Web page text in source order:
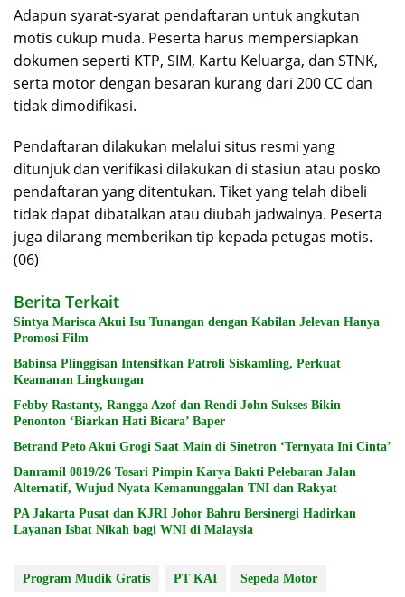
Adapun syarat-syarat pendaftaran untuk angkutan
motis cukup muda. Peserta harus mempersiapkan
dokumen seperti KTP, SIM, Kartu Keluarga, dan STNK,
serta motor dengan besaran kurang dari 200 CC dan
tidak dimodifikasi.
Pendaftaran dilakukan melalui situs resmi yang
ditunjuk dan verifikasi dilakukan di stasiun atau posko
pendaftaran yang ditentukan. Tiket yang telah dibeli
tidak dapat dibatalkan atau diubah jadwalnya. Peserta
juga dilarang memberikan tip kepada petugas motis.
(06)
Berita Terkait
Sintya Marisca Akui Isu Tunangan dengan Kabilan Jelevan Hanya
Promosi Film
Babinsa Plinggisan Intensifkan Patroli Siskamling, Perkuat
Keamanan Lingkungan
Febby Rastanty, Rangga Azof dan Rendi John Sukses Bikin
Penonton ‘Biarkan Hati Bicara’ Baper
Betrand Peto Akui Grogi Saat Main di Sinetron ‘Ternyata Ini Cinta’
Danramil 0819/26 Tosari Pimpin Karya Bakti Pelebaran Jalan
Alternatif, Wujud Nyata Kemanunggalan TNI dan Rakyat
PA Jakarta Pusat dan KJRI Johor Bahru Bersinergi Hadirkan
Layanan Isbat Nikah bagi WNI di Malaysia
Program Mudik Gratis PT KAI Sepeda Motor